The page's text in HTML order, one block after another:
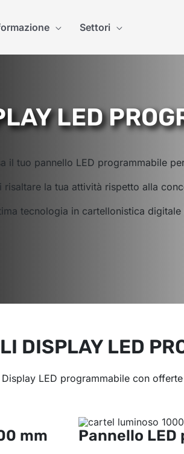
Settori
LED
il tuo pannello LED programmabile
risaltare la tua attività rispetto alla
tecnologia in cartellonistica digitale
DISPLAY LED
LED programmabile con
mm Pannello